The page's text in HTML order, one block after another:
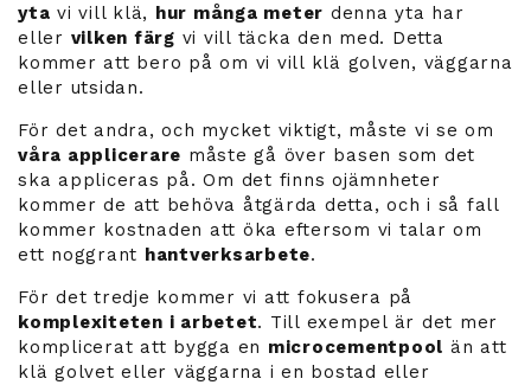
yta vi vill klä, hur många meter denna yta har
eller vilken färg vi vill täcka den med. Detta
kommer att bero på om vi vill klä golven, väggarna
eller utsidan.
För det andra, och mycket viktigt, måste vi se om
våra applicerare måste gå över basen som det
ska appliceras på. Om det finns ojämnheter
kommer de att behöva åtgärda detta, och i så fall
kommer kostnaden att öka eftersom vi talar om
ett noggrant hantverksarbete.
För det tredje kommer vi att fokusera på
komplexiteten i arbetet. Till exempel är det mer
komplicerat att bygga en microcementpool än att
klä golvet eller väggarna i en bostad eller